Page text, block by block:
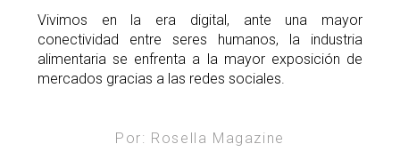
Vivimos en la era digital, ante una mayor
conectividad entre seres humanos, la industria
alimentaria se enfrenta a la mayor exposición de
mercados gracias a las redes sociales.
Por: Rosella Magazine